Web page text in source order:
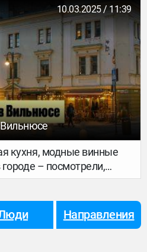
чай, плед и что там
в путешествиях? Точно,
10.03.2025 / 11:39
кухня, модные винные
– посмотрели,
на
Направления